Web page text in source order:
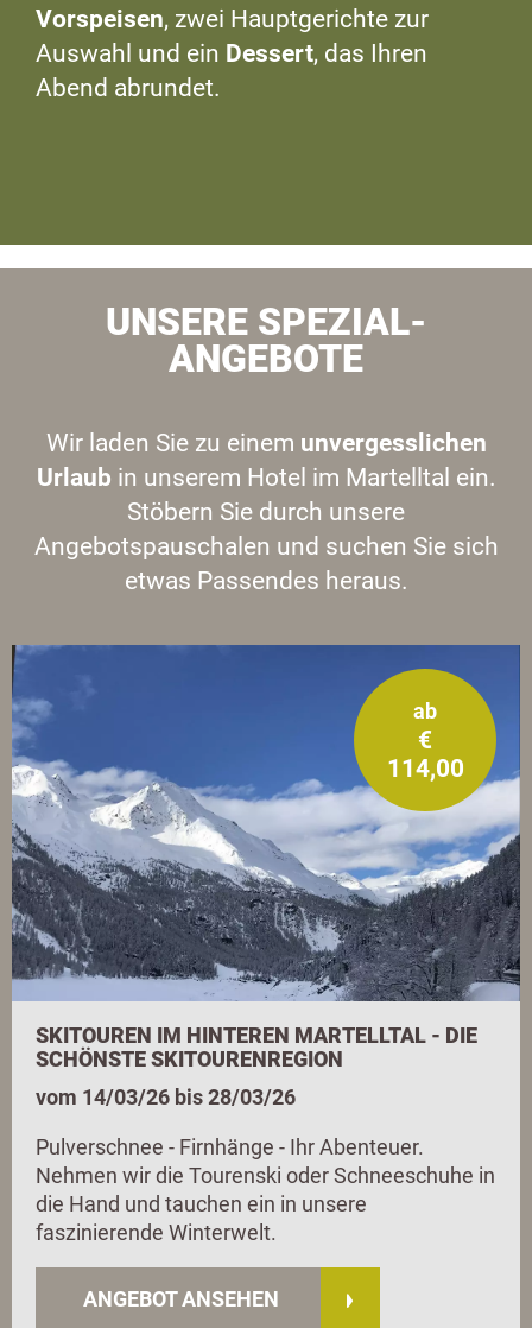
Vorspeisen, zwei Hauptgerichte zur
Auswahl und ein Dessert, das Ihren
Abend abrundet.
UNSERE SPEZIAL-
ANGEBOTE
Wir laden Sie zu einem unvergesslichen
Urlaub in unserem Hotel im Martelltal ein.
Stöbern Sie durch unsere
Angebotspauschalen und suchen Sie sich
etwas Passendes heraus.
ab
€
114,00
SKITOUREN IM HINTEREN MARTELLTAL - DIE
SCHÖNSTE SKITOURENREGION
vom 14/03/26 bis 28/03/26
Pulverschnee - Firnhänge - Ihr Abenteuer.
Nehmen wir die Tourenski oder Schneeschuhe in
die Hand und tauchen ein in unsere
faszinierende Winterwelt.
ANGEBOT ANSEHEN